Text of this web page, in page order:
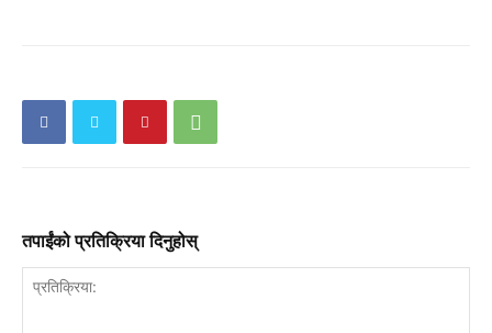
तपाईंको प्रतिक्रिया दिनुहोस्